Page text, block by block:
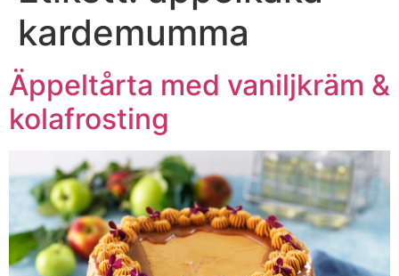
kardemumma
Äppeltårta med vaniljkräm &
kolafrosting